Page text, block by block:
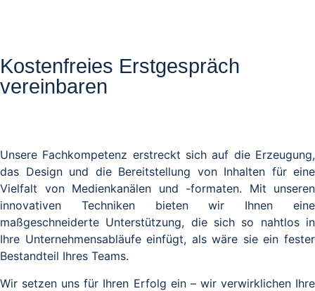
Kostenfreies Erstgespräch
vereinbaren
Unsere Fachkompetenz erstreckt sich auf die Erzeugung,
das Design und die Bereitstellung von Inhalten für eine
Vielfalt von Medienkanälen und -formaten. Mit unseren
innovativen Techniken bieten wir Ihnen eine
maßgeschneiderte Unterstützung, die sich so nahtlos in
Ihre Unternehmensabläufe einfügt, als wäre sie ein fester
Bestandteil Ihres Teams.
Wir setzen uns für Ihren Erfolg ein – wir verwirklichen Ihre